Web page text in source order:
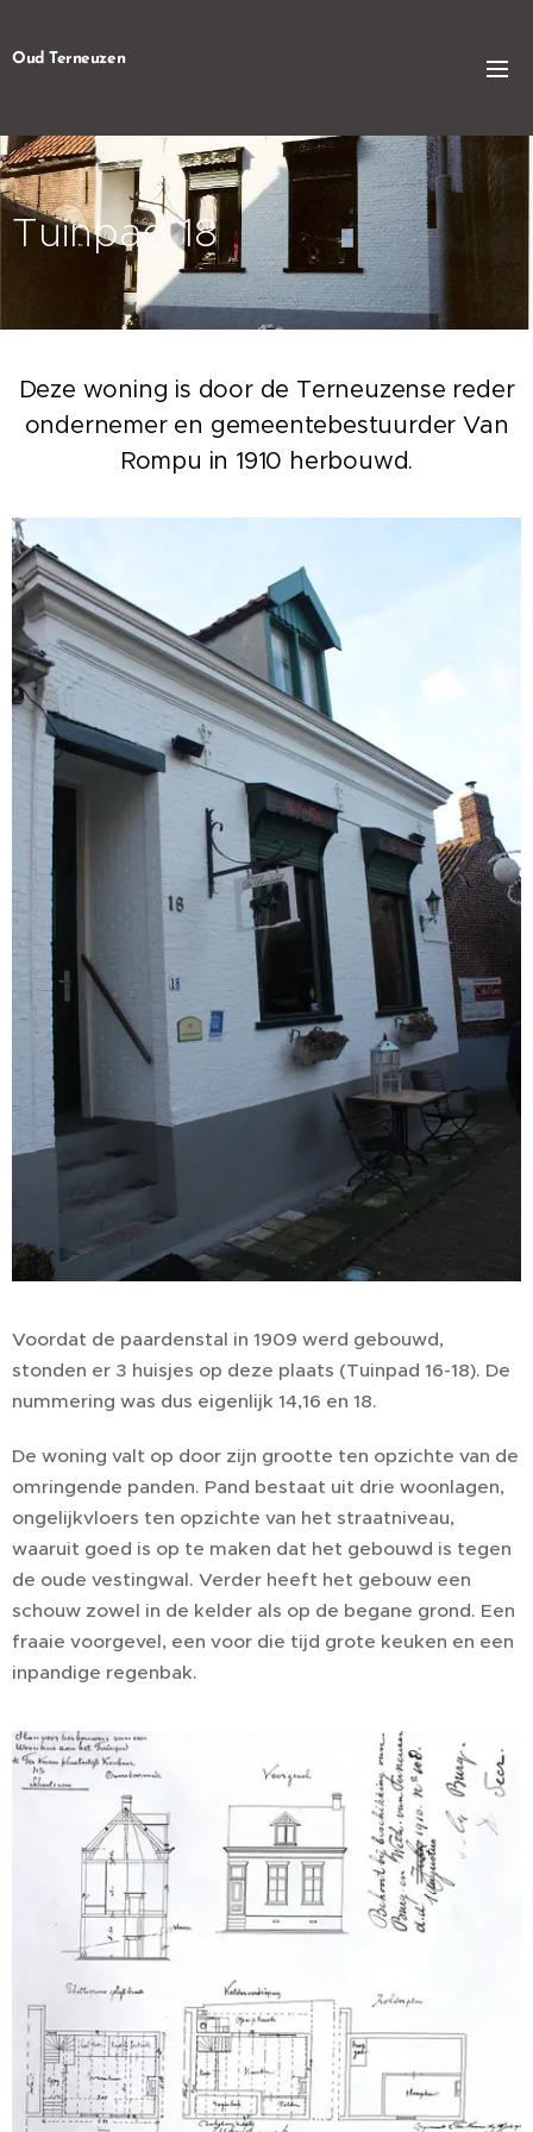
Oud Terneuzen
Tuinpad 18
Deze woning is door de Terneuzense reder
ondernemer en gemeentebestuurder Van
Rompu in 1910 herbouwd.
Voordat de paardenstal in 1909 werd gebouwd,
stonden er 3 huisjes op deze plaats (Tuinpad 16-18). De
nummering was dus eigenlijk 14,16 en 18.
De woning valt op door zijn grootte ten opzichte van de
omringende panden. Pand bestaat uit drie woonlagen,
ongelijkvloers ten opzichte van het straatniveau,
waaruit goed is op te maken dat het gebouwd is tegen
de oude vestingwal. Verder heeft het gebouw een
schouw zowel in de kelder als op de begane grond. Een
fraaie voorgevel, een voor die tijd grote keuken en een
inpandige regenbak.